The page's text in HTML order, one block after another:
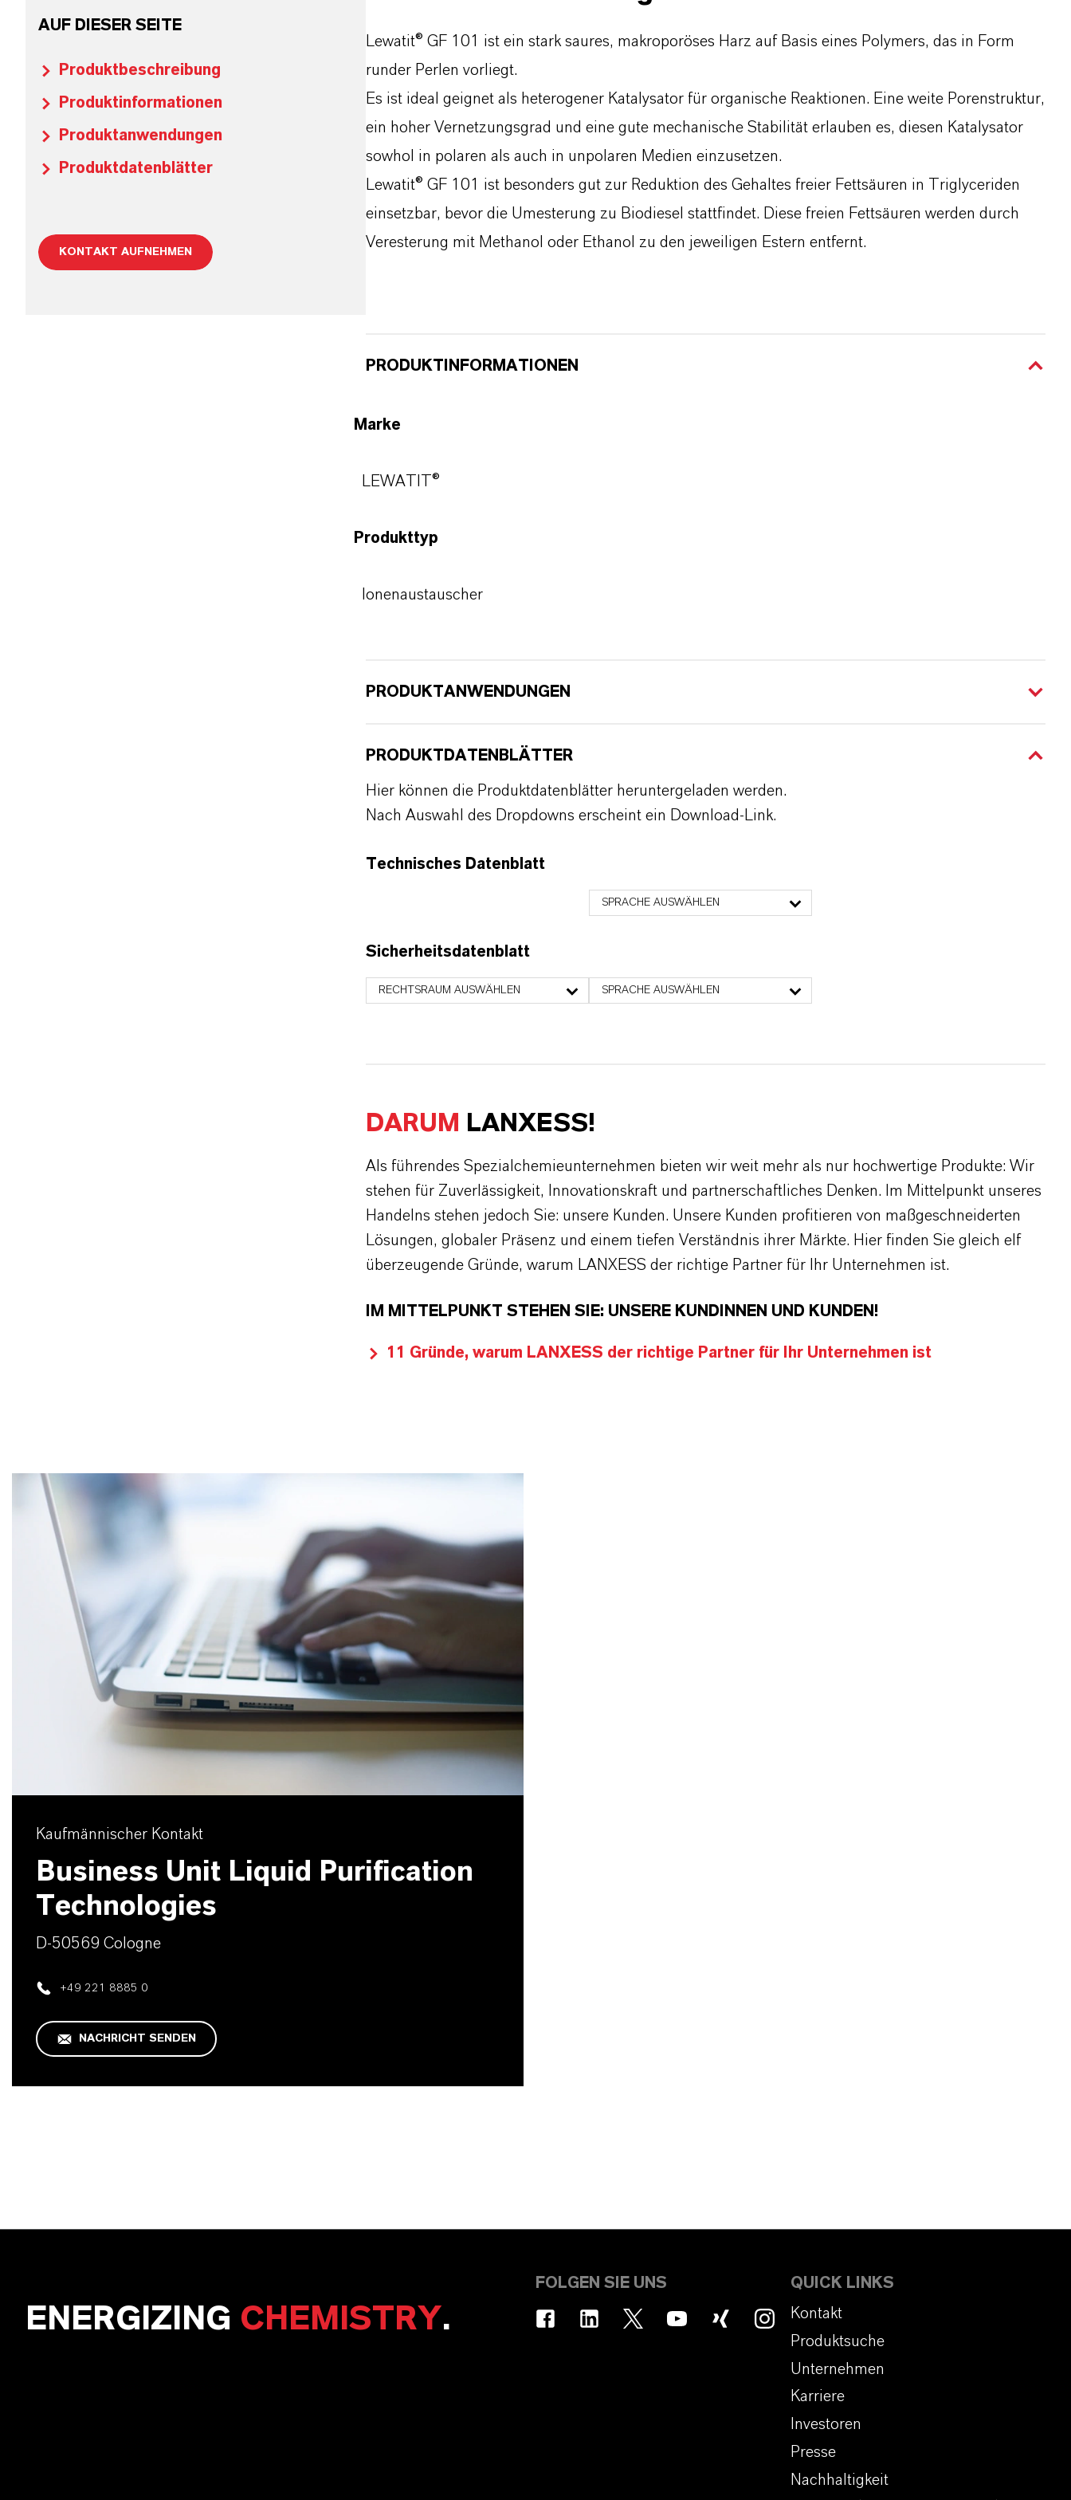
AUF DIESER SEITE
Produktbeschreibung
Produktinformationen
Produktanwendungen
Produktdatenblätter
KONTAKT AUFNEHMEN
Lewatit® GF 101 ist ein stark saures, makroporöses Harz auf Basis eines Polymers, das in Form
runder Perlen vorliegt.
Es ist ideal geignet als heterogener Katalysator für organische Reaktionen. Eine weite Porenstruktur,
ein hoher Vernetzungsgrad und eine gute mechanische Stabilität erlauben es, diesen Katalysator
sowhol in polaren als auch in unpolaren Medien einzusetzen.
Lewatit® GF 101 ist besonders gut zur Reduktion des Gehaltes freier Fettsäuren in Triglyceriden
einsetzbar, bevor die Umesterung zu Biodiesel stattfindet. Diese freien Fettsäuren werden durch
Veresterung mit Methanol oder Ethanol zu den jeweiligen Estern entfernt.
PRODUKTINFORMATIONEN
Marke
LEWATIT®
Produkttyp
Ionenaustauscher
PRODUKTANWENDUNGEN
PRODUKTDATENBLÄTTER
Hier können die Produktdatenblätter heruntergeladen werden.
Nach Auswahl des Dropdowns erscheint ein Download-Link.
Technisches Datenblatt
SPRACHE AUSWÄHLEN
Sicherheitsdatenblatt
RECHTSRAUM AUSWÄHLEN SPRACHE AUSWÄHLEN
DARUM LANXESS!
Als führendes Spezialchemieunternehmen bieten wir weit mehr als nur hochwertige Produkte: Wir
stehen für Zuverlässigkeit, Innovationskraft und partnerschaftliches Denken. Im Mittelpunkt unseres
Handelns stehen jedoch Sie: unsere Kunden. Unsere Kunden profitieren von maßgeschneiderten
Lösungen, globaler Präsenz und einem tiefen Verständnis ihrer Märkte. Hier finden Sie gleich elf
überzeugende Gründe, warum LANXESS der richtige Partner für Ihr Unternehmen ist.
IM MITTELPUNKT STEHEN SIE: UNSERE KUNDINNEN UND KUNDEN!
11 Gründe, warum LANXESS der richtige Partner für Ihr Unternehmen ist
Kaufmännischer Kontakt
Business Unit Liquid Purification
Technologies
D-50569 Cologne
+49 221 8885 0
NACHRICHT SENDEN
ENERGIZING CHEMISTRY.
FOLGEN SIE UNS
QUICK LINKS
Kontakt
Produktsuche
Unternehmen
Karriere
Investoren
Presse
Nachhaltigkeit